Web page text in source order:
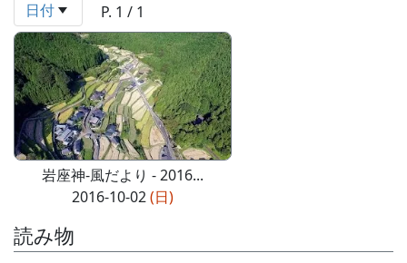
日付 P. 1 / 1
岩座神-風だより - 2016...
2016-10-02(日)
読み物